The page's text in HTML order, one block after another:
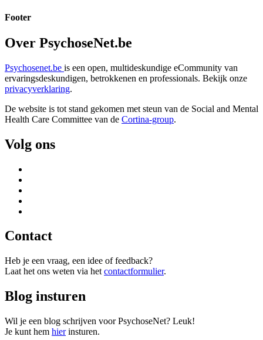
Footer
Over PsychoseNet.be
Psychosenet.be is een open, multideskundige eCommunity van
ervaringsdeskundigen, betrokkenen en professionals. Bekijk onze
privacyverklaring.
De website is tot stand gekomen met steun van de Social and Mental
Health Care Committee van de Cortina-group.
Volg ons
Contact
Heb je een vraag, een idee of feedback?
Laat het ons weten via het contactformulier.
Blog insturen
Wil je een blog schrijven voor PsychoseNet? Leuk!
Je kunt hem hierinsturen.